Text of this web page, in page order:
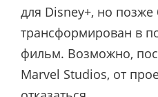
для Disney+, но
трансформирован в
фильм. Возможно,
Marvel Studios, от